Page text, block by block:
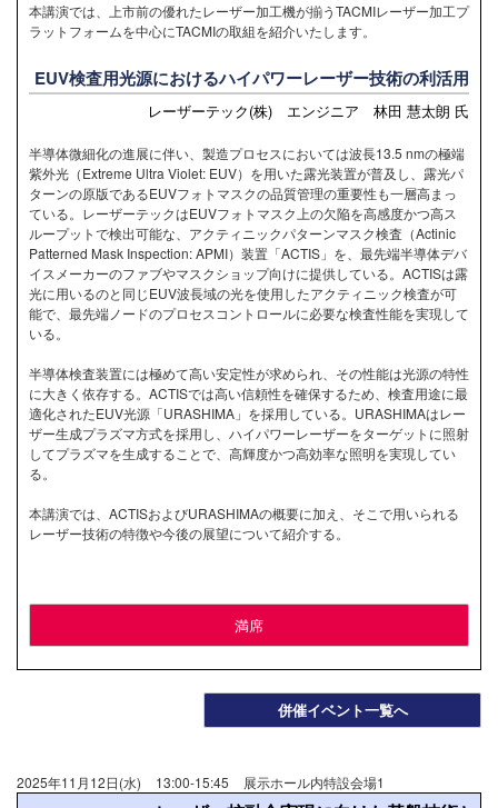
本講演では、上市前の優れたレーザー加工機が揃うTACMIレーザー加工プ
ラットフォームを中心にTACMIの取組を紹介いたします。
EUV検査用光源におけるハイパワーレーザー技術の利活用
レーザーテック(株) エンジニア 林田 慧太朗 氏
半導体微細化の進展に伴い、製造プロセスにおいては波長13.5 nmの極端
紫外光（Extreme Ultra Violet: EUV）を用いた露光装置が普及し、露光パ
ターンの原版であるEUVフォトマスクの品質管理の重要性も一層高まっ
ている。レーザーテックはEUVフォトマスク上の欠陥を高感度かつ高ス
ループットで検出可能な、アクティニックパターンマスク検査（Actinic
Patterned Mask Inspection: APMI）装置「ACTIS」を、最先端半導体デバ
イスメーカーのファブやマスクショップ向けに提供している。ACTISは露
光に用いるのと同じEUV波長域の光を使用したアクティニック検査が可
能で、最先端ノードのプロセスコントロールに必要な検査性能を実現して
いる。
半導体検査装置には極めて高い安定性が求められ、その性能は光源の特性
に大きく依存する。ACTISでは高い信頼性を確保するため、検査用途に最
適化されたEUV光源「URASHIMA」を採用している。URASHIMAはレー
ザー生成プラズマ方式を採用し、ハイパワーレーザーをターゲットに照射
してプラズマを生成することで、高輝度かつ高効率な照明を実現してい
る。
本講演では、ACTISおよびURASHIMAの概要に加え、そこで用いられる
レーザー技術の特徴や今後の展望について紹介する。
満席
併催イベント一覧へ
2025年11月12日(水) 13:00-15:45
展示ホール内特設会場1